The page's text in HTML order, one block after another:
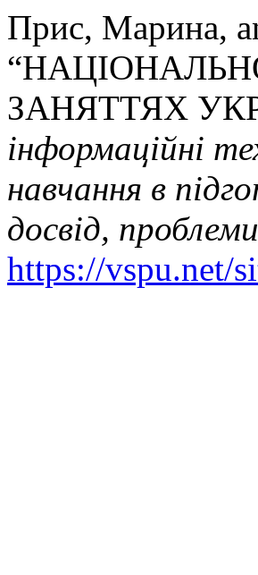
Прис, Марина,
ЗАНЯТТЯХ
інформаційні
навчання в
досвід, проблеми
https://vspu.net/